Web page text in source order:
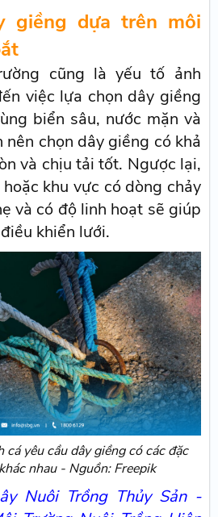
giềng dựa trên môi
cũng là yếu tố ảnh
việc lựa chọn dây giềng
biển sâu, nước mặn và
nên chọn dây giềng có khả
và chịu tải tốt. Ngược lại,
khu vực có dòng chảy
và có độ linh hoạt sẽ giúp
khiển lưới.
yêu cầu dây giềng có các đặc
nhau - Nguồn: Freepik
Nuôi Trồng Thủy Sản -